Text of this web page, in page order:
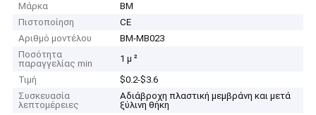
Μάρκα
BM
Πιστοποίηση
CE
Αριθμό μοντέλου
BM-MB023
Ποσότητα
παραγγελίας min
1 μ ²
Τιμή
$0.2-$3.6
Συσκευασία
λεπτομέρειες
Αδιάβροχη πλαστική μεμβράνη και μετά
ξύλινη θήκη